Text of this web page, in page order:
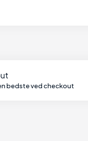
bedste ved checkout